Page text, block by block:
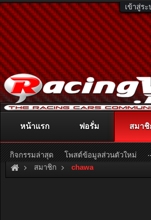
เข้าสู่ร
ติดต่อลงโฆษณา racingweb@gmail.comหรือ
หรืออ่านรายละเอียดเพิ่มเติม
สมาชิก chawa
หน้าแรก ฟอรั่ม สมาชิ
กิจกรรมล่าสุด โพสต์ข้อมูลส่วนตัวใหม่